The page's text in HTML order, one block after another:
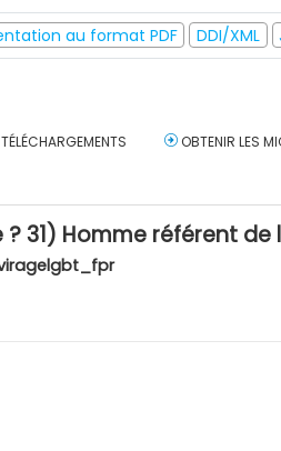
au format PDF DDI/XML
TÉLÉCHARGEMENTS OBTENIR LES
? 31) Homme référent